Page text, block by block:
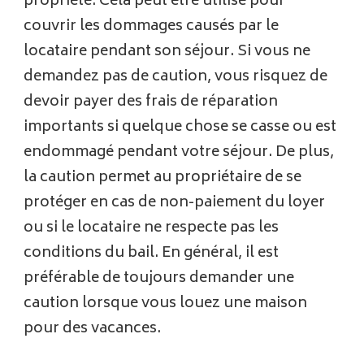
couvrir les dommages causés par le
locataire pendant son séjour. Si vous ne
demandez pas de caution, vous risquez de
devoir payer des frais de réparation
importants si quelque chose se casse ou est
endommagé pendant votre séjour. De plus,
la caution permet au propriétaire de se
protéger en cas de non-paiement du loyer
ou si le locataire ne respecte pas les
conditions du bail. En général, il est
préférable de toujours demander une
caution lorsque vous louez une maison
pour des vacances.